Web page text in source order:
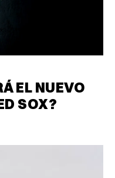
EL NUEVO
SOX?